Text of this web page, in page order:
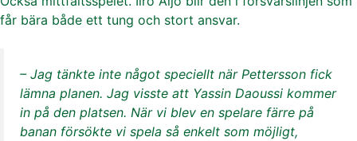
får bära både ett tung och stort ansvar.
– Jag tänkte inte något speciellt när Pettersson fick
lämna planen. Jag visste att Yassin Daoussi kommer
in på den platsen. När vi blev en spelare färre på
banan försökte vi spela så enkelt som möjligt,